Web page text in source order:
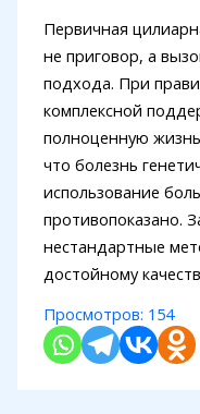
Первичная
не приговор, а
подхода. При
комплексной
полноценную
что болезнь
использование
противопоказано.
нестандартные
достойному
Просмотров: 154